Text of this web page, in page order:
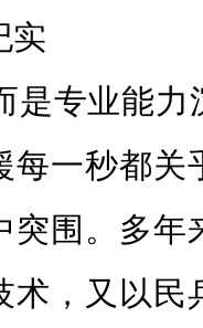
实
是专业能力
每一秒都关
突围。多年
术，又以民